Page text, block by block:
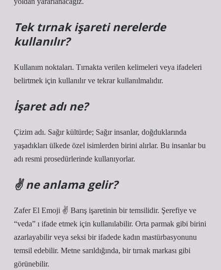
Tek tırnak işareti nerelerde
kullanılır?
Kullanım noktaları. Tırnakta verilen kelimeleri veya ifadeleri
belirtmek için kullanılır ve tekrar kullanılmalıdır.
İşaret adı ne?
Çizim adı. Sağır kültürde; Sağır insanlar, doğduklarında
yaşadıkları ülkede özel isimlerden birini alırlar. Bu insanlar bu
adı resmi prosedürlerinde kullanıyorlar.
✌ ne anlama gelir?
Zafer El Emoji ✌️ Barış işaretinin bir temsilidir. Şerefiye ve
“veda” ı ifade etmek için kullanılabilir. Orta parmak gibi birini
azarlayabilir veya seksi bir ifadede kadın mastürbasyonunu
temsil edebilir. Metne sarıldığında, bir tırnak markası gibi
görünebilir.